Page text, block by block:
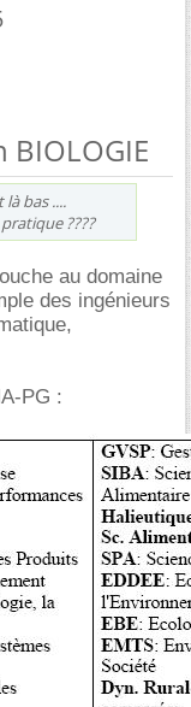
BIOLOGIE
bas ....
????
au domaine
des ingénieurs
PG :